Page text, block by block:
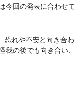
今回の発表に合わせ
、恐れや不安と向き合
我の後でも向き合い